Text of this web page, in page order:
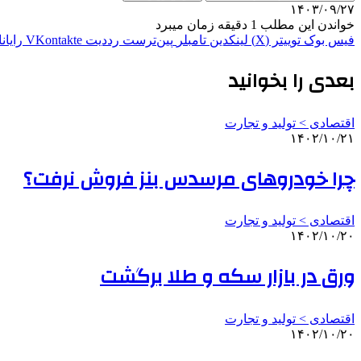
۱۴۰۳/۰۹/۲۷
خواندن این مطلب 1 دقیقه زمان میبرد
فیس بوک توییتر (X) لینکدین ‫تامبلر ‫پین‌ترست ‫رددیت ‫VKontakte
بعدی را بخوانید
اقتصادی > تولید و تجارت
۱۴۰۲/۱۰/۲۱
چرا خودروهای مرسدس بنز فروش نرفت؟
اقتصادی > تولید و تجارت
۱۴۰۲/۱۰/۲۰
ورق در بازار سکه و طلا برگشت
اقتصادی > تولید و تجارت
۱۴۰۲/۱۰/۲۰